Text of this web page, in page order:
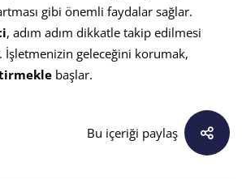
gibi önemli faydalar sağlar.
, adım adım dikkatle takip edilmesi
İşletmenizin geleceğini korumak,
başlar.
Bu içeriği paylaş